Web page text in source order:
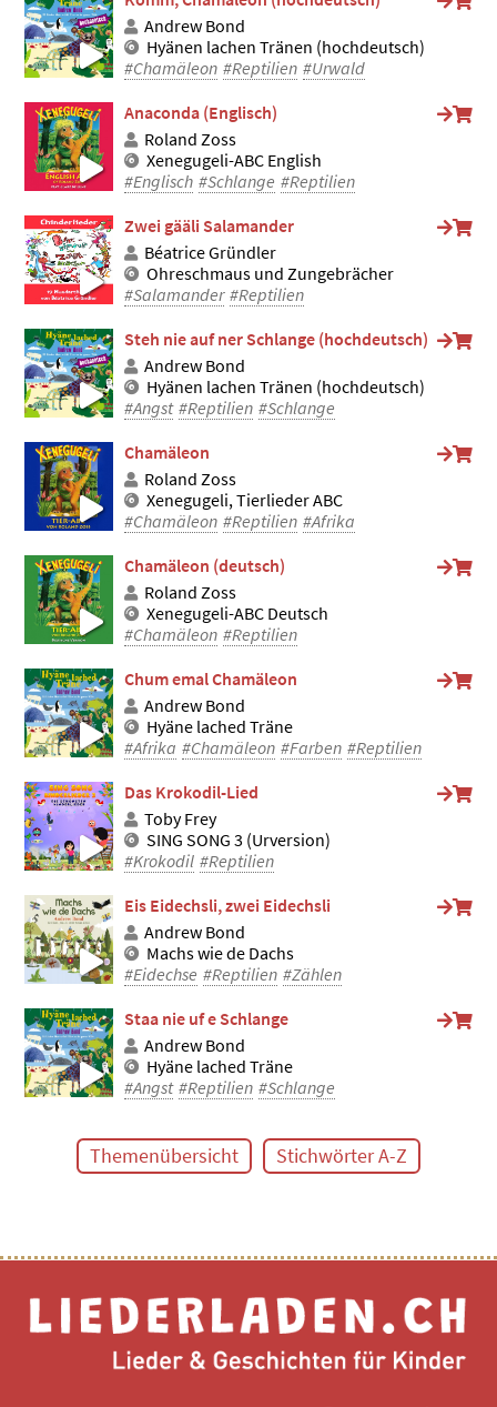
Andrew Bond
Hyänen lachen Tränen (hochdeutsch)
#Chamäleon #Reptilien #Urwald
Anaconda (Englisch)
Roland Zoss
Xenegugeli-ABC English
#Englisch #Schlange #Reptilien
Zwei gääli Salamander
Béatrice Gründler
Ohreschmaus und Zungebrächer
#Salamander #Reptilien
Steh nie auf ner Schlange (hochdeutsch)
Andrew Bond
Hyänen lachen Tränen (hochdeutsch)
#Angst #Reptilien #Schlange
Chamäleon
Roland Zoss
Xenegugeli, Tierlieder ABC
#Chamäleon #Reptilien #Afrika
Chamäleon (deutsch)
Roland Zoss
Xenegugeli-ABC Deutsch
#Chamäleon #Reptilien
Chum emal Chamäleon
Andrew Bond
Hyäne lached Träne
#Afrika #Chamäleon #Farben #Reptilien
Das Krokodil-Lied
Toby Frey
SING SONG 3 (Urversion)
#Krokodil #Reptilien
Eis Eidechsli, zwei Eidechsli
Andrew Bond
Machs wie de Dachs
#Eidechse #Reptilien #Zählen
Staa nie uf e Schlange
Andrew Bond
Hyäne lached Träne
#Angst #Reptilien #Schlange
Themenübersicht Stichwörter A-Z